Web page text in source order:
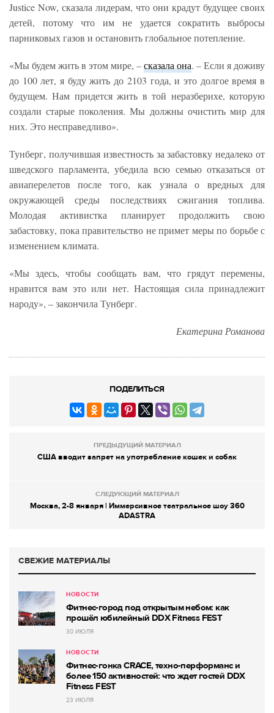
Justice Now, сказала лидерам, что они крадут будущее своих
детей, потому что им не удается сократить выбросы
парниковых газов и остановить глобальное потепление.
«Мы будем жить в этом мире, –сказала она. – Если я доживу
до 100 лет, я буду жить до 2103 года, и это долгое время в
будущем. Нам придется жить в той неразберихе, которую
создали старые поколения. Мы должны очистить мир для
них. Это несправедливо».
Тунберг, получившая известность за забастовку недалеко от
шведского парламента, убедила всю семью отказаться от
авиаперелетов после того, как узнала о вредных для
окружающей среды последствиях сжигания топлива.
Молодая активистка планирует продолжить свою
забастовку, пока правительство не примет меры по борьбе с
изменением климата.
«Мы здесь, чтобы сообщать вам, что грядут перемены,
нравится вам это или нет. Настоящая сила принадлежит
народу», – закончила Тунберг.
Екатерина Романова
ПОДЕЛИТЬСЯ
ПРЕДЫДУЩИЙ МАТЕРИАЛ
США вводит запрет на употребление кошек и собак
СЛЕДУЮЩИЙ МАТЕРИАЛ
Москва, 2-8 января | Иммерсивное театральное шоу 360
ADASTRA
СВЕЖИЕ МАТЕРИАЛЫ
НОВОСТИ
Фитнес-город под открытым небом: как
прошёл юбилейный DDX Fitness FEST
30 ИЮЛЯ
НОВОСТИ
Фитнес-гонка CRACE, техно-перформанс и
более 150 активностей: что ждет гостей DDX
Fitness FEST
23 ИЮЛЯ